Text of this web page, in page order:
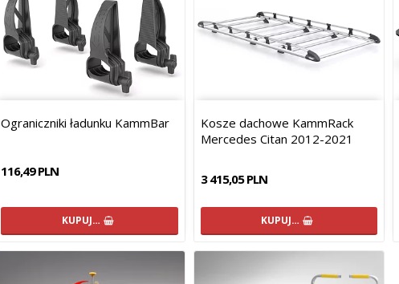
Ograniczniki ładunku KammBar
116,49 PLN
KUPUJ…
Kosze dachowe KammRack
Mercedes Citan 2012-2021
3 415,05 PLN
KUPUJ…